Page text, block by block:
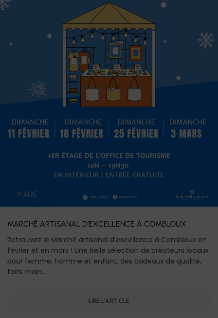
MARCHÉ ARTISANAL D’EXCELLENCE À COMBLOUX
Retrouvez le Marché artisanal d'excellence à Combloux en
février et en mars ! Une belle sélection de créateurs locaux
pour femme, homme et enfant, des cadeaux de qualité,
faits main...
LIRE L'ARTICLE